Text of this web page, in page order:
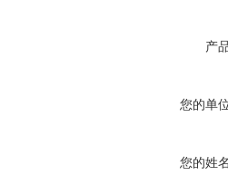
产
您的单
您的姓